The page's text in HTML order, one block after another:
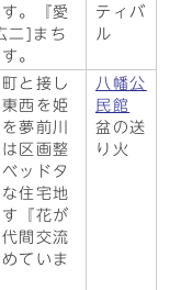
。『愛
二]まち
。
ティバ
ル
と接し
西を姫
夢前川
区画整
ッドタ
住宅地
『花が
間交流
ていま
八幡公
民館
盆の送
り火